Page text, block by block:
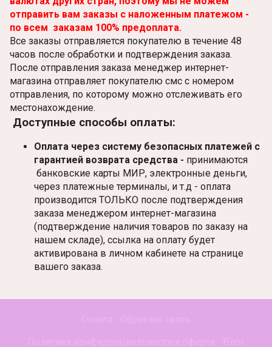
отправить вам заказы с наложенным платежом -
по всем заказам 100% предоплата.
Все заказы отправляется покупателю в течение 48
часов после обработки и подтверждения заказа.
После отправления заказа менеджер интернет-
магазина отправляет покупателю смс с номером
отправления, по которому можно отслеживать его
местонахождение.
Доступные способы оплаты:
Оплата через систему безопасных платежей с
гарантией возврата средства - принимаются
банковские карты МИР, электронные деньги,
через платежные терминалы, и т.д - оплата
производится ТОЛЬКО после подтверждения
заказа менеджером интернет-магазина
(подтверждение наличия товаров по заказу на
нашем складе), ссылка на оплату будет
активирована в личном кабинете на странице
вашего заказа.